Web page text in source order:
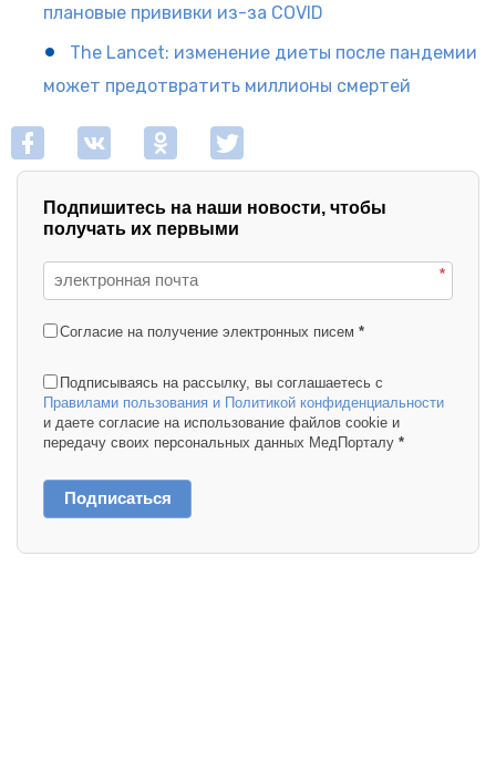
плановые прививки из-за COVID
The Lancet: изменение диеты после пандемии
может предотвратить миллионы смертей
Подпишитесь на наши новости, чтобы
получать их первыми
*
Согласие на получение электронных писем *
Подписываясь на рассылку, вы соглашаетесь с
Правилами пользования и Политикой конфиденциальности
и даете согласие на использование файлов cookie и
передачу своих персональных данных МедПорталу *
Подписаться